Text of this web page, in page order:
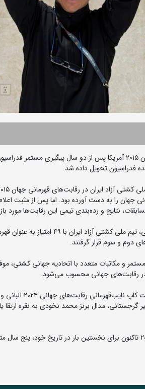
کاپ قهرمانی رقابت‌های کشتی آزاد قهرمانی جهان ۲۰۱۵ آمریکا پس
فدراسیون تحویل داده شد.
جهان را به دست آورده بود. اما پس از مثبت
بر این اساس و با اعمال تغییرات در
و مکاتبات متعدد با اتحادیه جهانی کشتی،
در رقابت‌های جهانی محسوب می‌شود.
همچنین فدراسیون
مدال برنز محمد نخودی به نقره ارتقا
گفتنی است تیم ملی کشتی آزاد ایران از سال ۲۰۲۱ تاکنون برای نخستین